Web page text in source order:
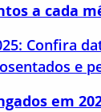
a cada
Confira
e
em